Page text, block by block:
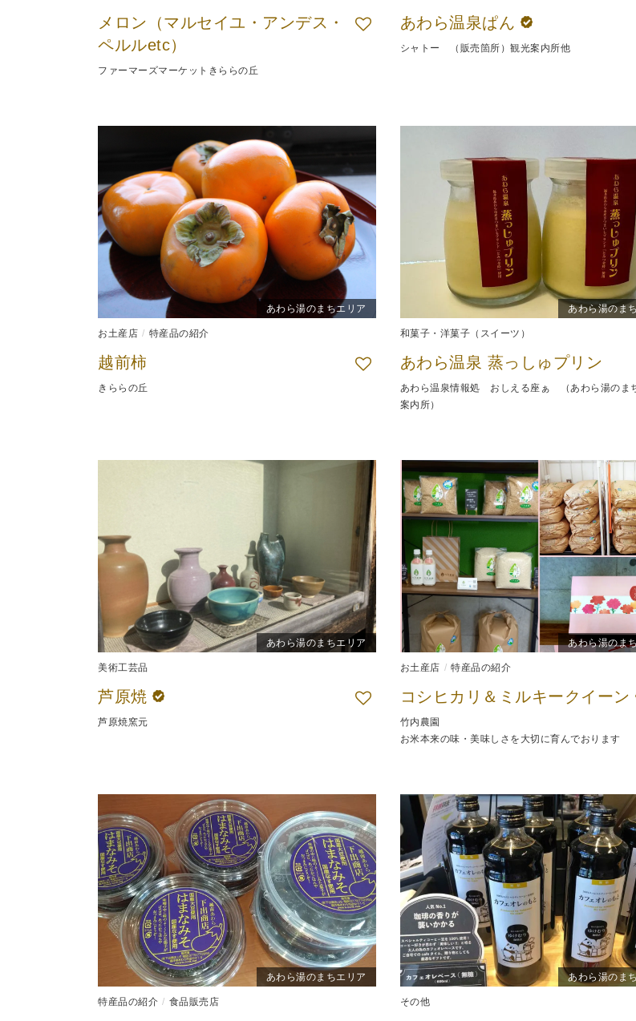
メロン（マルセイユ・アンデス・
ペルルetc）
ファーマーズマーケットきららの丘
あわら温泉ぱん
シャトー （販売箇所）観光案内所他
あわら湯のまちエリア
お土産店 特産品の紹介
越前柿
きららの丘
あわら湯のま
和菓子・洋菓子（スイーツ）
あわら温泉 蒸っしゅプリン
あわら温泉情報処 おしえる座ぁ （あわら湯のま
案内所）
あわら湯のまちエリア
美術工芸品
芦原焼
芦原焼窯元
あわら湯のま
お土産店 特産品の紹介
コシヒカリ＆ミルキークイーン
竹内農園
お米本来の味・美味しさを大切に育んでおります
あわら湯のまちエリア
特産品の紹介 食品販売店
あわら湯のま
その他